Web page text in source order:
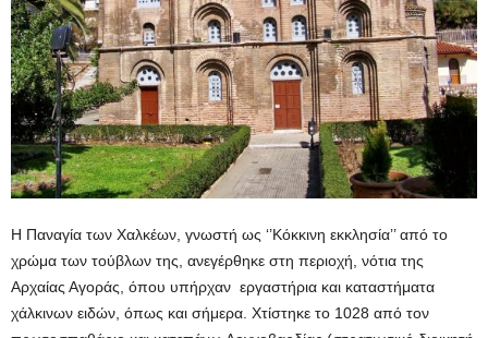
Η Παναγία των Χαλκέων, γνωστή ως ‘’Κόκκινη εκκλησία’’ από το
χρώμα των τούβλων της, ανεγέρθηκε στη περιοχή, νότια της
Αρχαίας Αγοράς, όπου υπήρχαν εργαστήρια και καταστήματα
χάλκινων ειδών, όπως και σήμερα. Χτίστηκε το 1028 από τον